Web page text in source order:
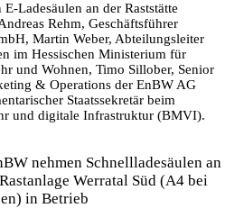
Ladesäulen an der Raststätte
Rehm, Geschäftsführer
Martin Weber, Abteilungsleiter
im Hessischen Ministerium für
und Wohnen, Timo Sillober, Senior
& Operations der EnBW AG
Staatssekretär beim
und digitale Infrastruktur (BMVI).
nehmen Schnellladesäulen an
Werratal Süd (A4 bei
in Betrieb